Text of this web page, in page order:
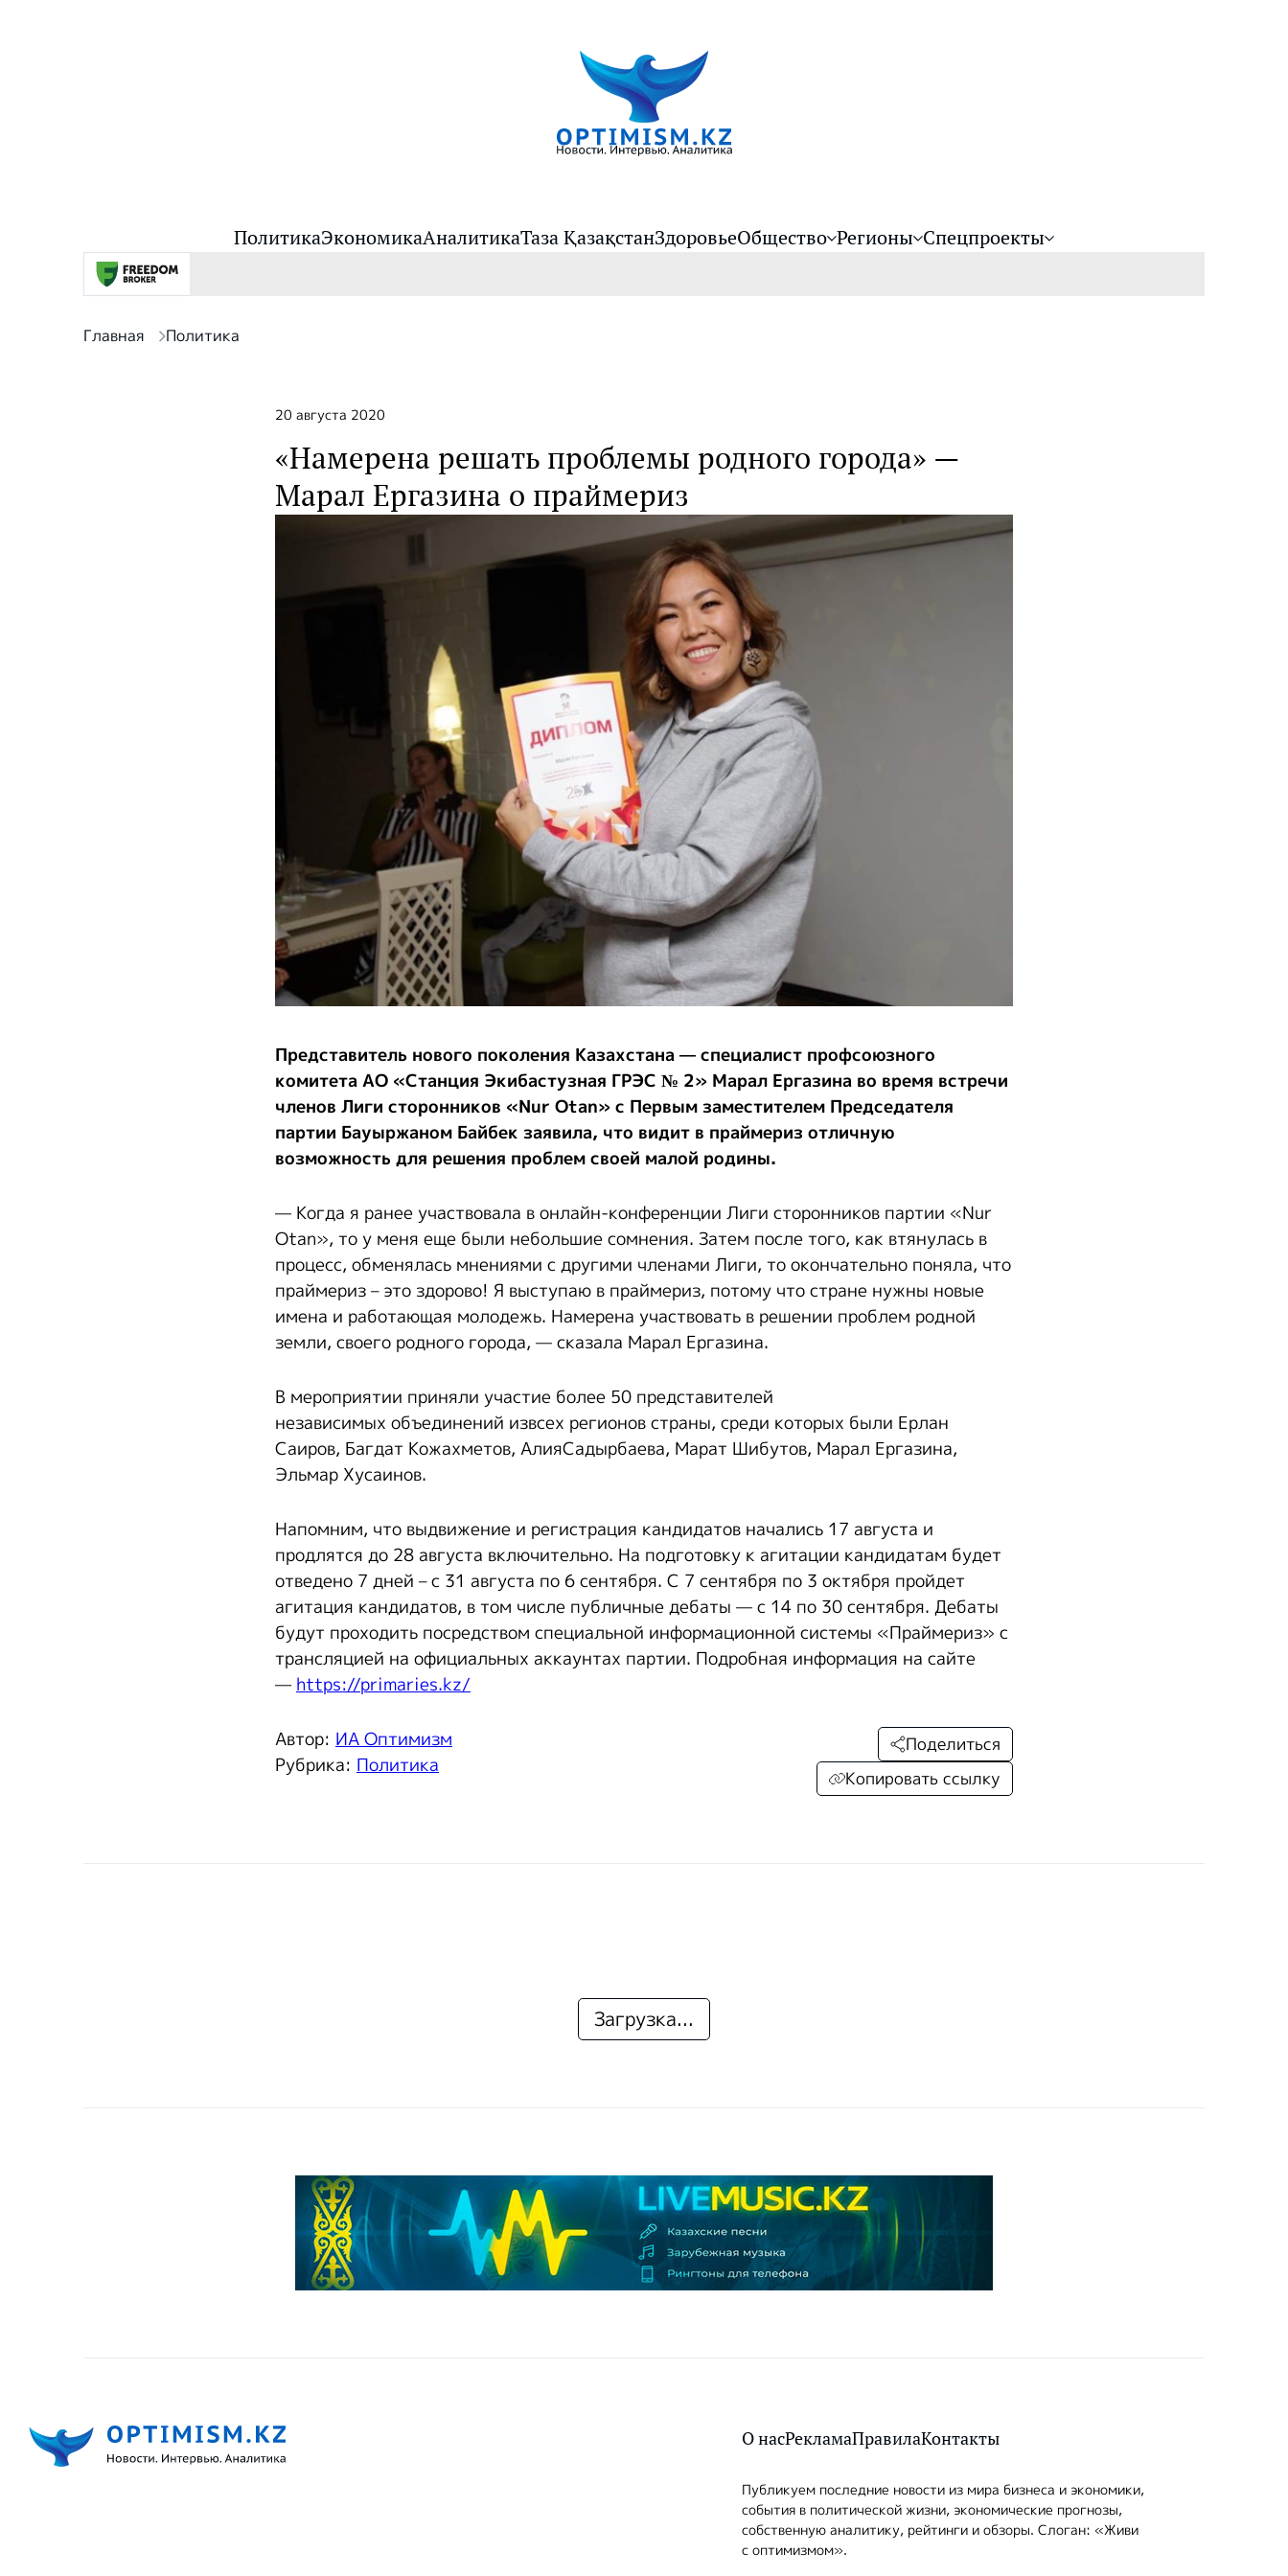
ПолитикаЭкономикаАналитикаТаза ҚазақстанЗдоровьеОбщество Регионы Спецпроекты
Главная Политика
20 августа 2020
«Намерена решать проблемы родного города» —
Марал Ергазина о праймериз
Представитель нового поколения Казахстана — специалист профсоюзного
комитета АО «Станция Экибастузная ГРЭС № 2» Марал Ергазина во время встречи
членов Лиги сторонников «Nur Otan» с Первым заместителем Председателя
партии Бауыржаном Байбек заявила, что видит в праймериз отличную
возможность для решения проблем своей малой родины.
— Когда я ранее участвовала в онлайн-конференции Лиги сторонников партии «Nur
Otan», то у меня еще были небольшие сомнения. Затем после того, как втянулась в
процесс, обменялась мнениями с другими членами Лиги, то окончательно поняла, что
праймериз – это здорово! Я выступаю в праймериз, потому что стране нужны новые
имена и работающая молодежь. Намерена участвовать в решении проблем родной
земли, своего родного города, — сказала Марал Ергазина.
В мероприятии приняли участие более 50 представителей
независимых объединений извсех регионов страны, среди которых были Ерлан
Саиров, Багдат Кожахметов, АлияСадырбаева, Марат Шибутов, Марал Ергазина,
Эльмар Хусаинов.
Напомним, что выдвижение и регистрация кандидатов начались 17 августа и
продлятся до 28 августа включительно. На подготовку к агитации кандидатам будет
отведено 7 дней – с 31 августа по 6 сентября. С 7 сентября по 3 октября пройдет
агитация кандидатов, в том числе публичные дебаты — с 14 по 30 сентября. Дебаты
будут проходить посредством специальной информационной системы «Праймериз» с
трансляцией на официальных аккаунтах партии. Подробная информация на сайте
—https://primaries.kz/
Автор: ИА Оптимизм
Рубрика: Политика
Поделиться
Копировать ссылку
Загрузка...
О насРекламаПравилаКонтакты
Публикуем последние новости из мира бизнеса и экономики,
события в политической жизни, экономические прогнозы,
собственную аналитику, рейтинги и обзоры. Слоган: «Живи
с оптимизмом».